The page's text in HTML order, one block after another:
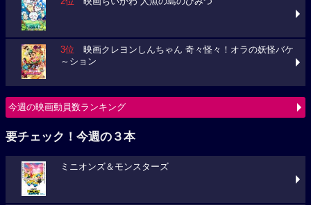
3位 映画クレヨンしんちゃん 奇々怪々！オラの妖怪バケ
～ション
今週の映画動員数ランキング
要チェック！今週の３本
ミニオンズ＆モンスターズ